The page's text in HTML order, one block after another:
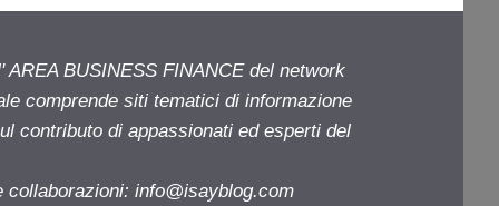
BUSINESS FINANCE del network
comprende siti tematici di informazione
contributo di appassionati ed esperti del
collaborazioni: info@isayblog.com